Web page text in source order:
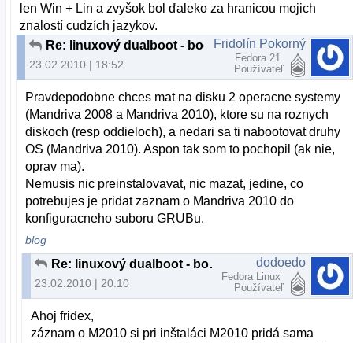
len Win + Lin a zvyšok bol ďaleko za hranicou mojich
znalostí cudzích jazykov.
Re: linuxový dualboot - body pripojenia
23.02.2010 | 18:52
Fridolín Pokorný
Fedora 21
Používateľ
Pravdepodobne chces mat na disku 2 operacne systemy
(Mandriva 2008 a Mandriva 2010), ktore su na roznych
diskoch (resp oddieloch), a nedari sa ti nabootovat druhy
OS (Mandriva 2010). Aspon tak som to pochopil (ak nie,
oprav ma).
Nemusis nic preinstalovavat, nic mazat, jedine, co
potrebujes je pridat zaznam o Mandriva 2010 do
konfiguracneho suboru GRUBu.
blog
Re: linuxový dualboot - body pripojenia
23.02.2010 | 20:10
dodoedo
Fedora Linux
Používateľ
Ahoj fridex,
záznam o M2010 si pri inštaláci M2010 pridá sama